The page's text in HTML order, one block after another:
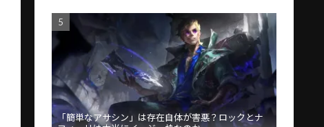
「簡単なアサシン」は存在自体が害悪？ロックとナ